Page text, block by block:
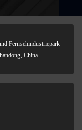
Fernsehindustriepark
China